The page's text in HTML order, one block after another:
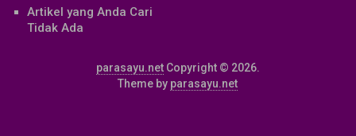
Artikel yang Anda Cari
Tidak Ada
parasayu.netCopyright © 2026.
Theme by parasayu.net